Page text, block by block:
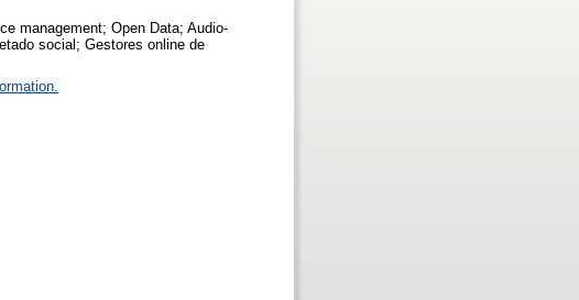
management; Open Data; Audio-
social; Gestores online de